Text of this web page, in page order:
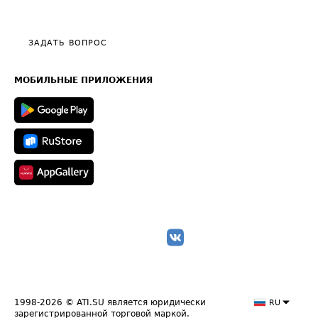
Общие положения
Полезное по перевозкам
Техническая информация
ЗАДАТЬ ВОПРОС
МОБИЛЬНЫЕ ПРИЛОЖЕНИЯ
1998-2026 © ATI.SU является юридически
зарегистрированной торговой маркой.
RU